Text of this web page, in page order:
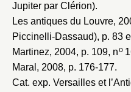
Jupiter par Clérion).
Les antiques du Louvre,
Piccinelli-Dassaud), p. 83
Martinez, 2004, p. 109, no
Maral, 2008, p. 176-177.
Cat. exp. Versailles et